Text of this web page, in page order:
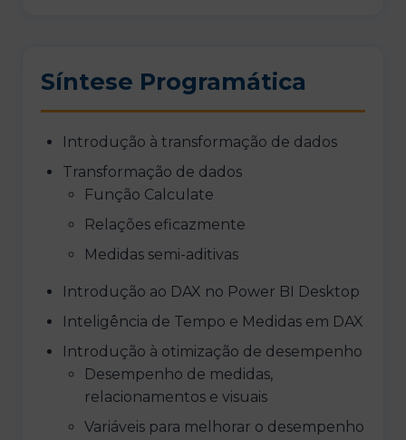
Síntese Programática
Introdução à transformação de dados
Transformação de dados
Função Calculate
Relações eficazmente
Medidas semi-aditivas
Introdução ao DAX no Power BI Desktop
Inteligência de Tempo e Medidas em DAX
Introdução à otimização de desempenho
Desempenho de medidas,
relacionamentos e visuais
Variáveis para melhorar o desempenho